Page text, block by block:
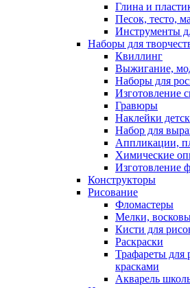
Глина и
Песок, тесто,
Инструменты
Наборы для
Квиллинг
Выжигание,
Наборы для
Изготовление
Гравюры
Наклейки
Набор для
Аппликации,
Химические
Изготовление
Конструкторы
Рисование
Фломастеры
Мелки,
Кисти для
Раскраски
Трафареты для
красками
Акварель